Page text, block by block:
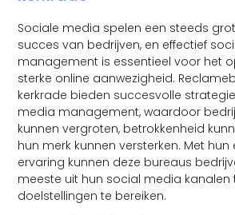
Sociale media spelen een steeds
succes van bedrijven, en effectief
management is essentieel voor het
sterke online aanwezigheid.
kerkrade bieden succesvolle
media management, waardoor
kunnen vergroten, betrokkenheid
hun merk kunnen versterken. Met hun
ervaring kunnen deze bureaus
meeste uit hun social media kanalen
doelstellingen te bereiken.